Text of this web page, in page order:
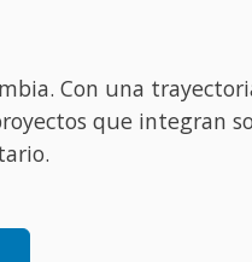
Con una
que integran